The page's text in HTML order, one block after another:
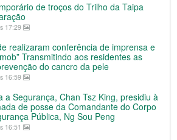
de troços do Trilho da Taipa
17:29
realizaram conferência de imprensa e
Transmitindo aos residentes as
do cancro da pele
16:59
a Segurança, Chan Tsz King, presidiu à
de posse da Comandante do Corpo
Pública, Ng Sou Peng
16:51